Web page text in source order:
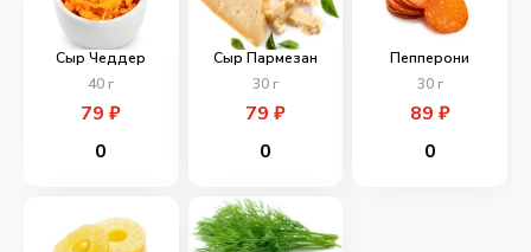
Сыр Чеддер
40 г
79₽
0
Сыр Пармезан
30г
79 ₽
0
Пепперони
30г
89 ₽
0